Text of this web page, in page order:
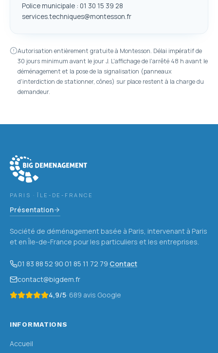
Police municipale : 01 30 15 39 28
services.techniques@montesson.fr
Autorisation entièrement gratuite à Montesson. Délai impératif de
30 jours minimum avant le jour J. L'affichage de l'arrêté 48 h avant le
déménagement et la pose de la signalisation (panneaux
d'interdiction de stationner, cônes) sur place restent à la charge du
demandeur.
PARIS · ÎLE-DE-FRANCE
Présentation
Société de déménagement basée à Paris, intervenant à Paris
et en Île-de-France pour les particuliers et les entreprises.
01 83 88 52 90·01 85 11 72 79·Contact
contact@bigdem.fr
4,9/5· 689 avis Google
INFORMATIONS
Accueil